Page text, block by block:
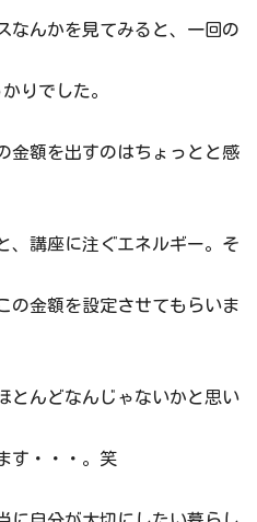
なんかを見てみると、一回の
りでした。
金額を出すのはちょっとと感
、講座に注ぐエネルギー。そ
の金額を設定させてもらいま
とんどなんじゃないかと思い
す・・・。笑